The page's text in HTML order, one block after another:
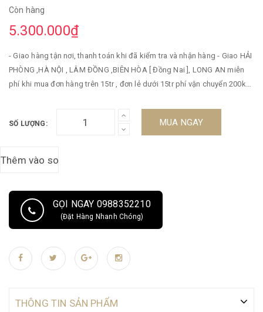
Còn hàng
5.300.000₫
- Giao hàng tận nơi, thanh toán khi đã kiểm tra và nhận hàng - Giao HẢI
PHÒNG ,HÀ NỘI , LÂM ĐỒNG ,BIÊN HÒA [ Đồng Nai ], LONG AN miễn
phí khi mua đơn hàng trên 15tr , đơn lẻ dưới 15tr phí vận chuyển 200k
miễn phí nội thành HỒ CHÍ MINH , BÌNH DƯƠNG ( trừ Bến Cát, Tân Uyên,
Dầu Tiếng) - Được đổi trả trong vòng 24h với chính sách đặc biệt thuận
0388 639 288 hoặc 0388 639 288
SỐ LƯỢNG: MUA NGAY
GỌI NGAY 0988352210
(Đặt Hàng Nhanh Chóng)
THÔNG TIN SẢN PHẨM